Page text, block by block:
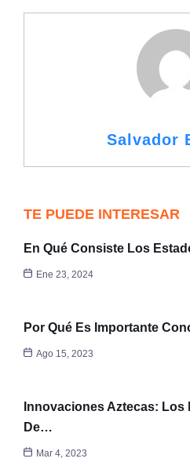
Salvador
TE PUEDE INTERESAR
En Qué Consiste Los
Ene 23, 2024
Por Qué Es Importante
Ago 15, 2023
Innovaciones Aztecas: Los
De…
Mar 4, 2023